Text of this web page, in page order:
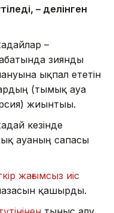
– делінген
–
зиянды
ықпал ететін
(тымық ауа
жиынтығы.
кезінде
ауаның сапасы
жағымсыз иіс
қашырды.